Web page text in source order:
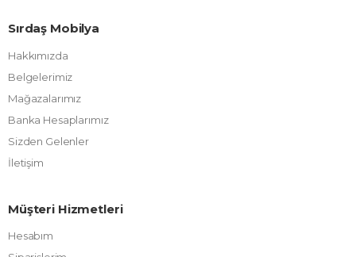
Sırdaş Mobilya
Hakkımızda
Belgelerimiz
Mağazalarımız
Banka Hesaplarımız
Sizden Gelenler
İletişim
Müşteri Hizmetleri
Hesabım